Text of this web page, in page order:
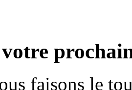
faisons le